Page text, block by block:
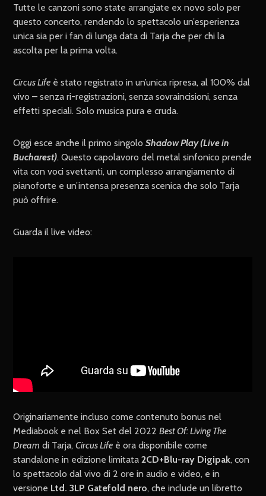
Tutte le canzoni sono state arrangiate ex novo solo per
questo concerto, rendendo lo spettacolo un’esperienza
unica sia per i fan di lunga data di Tarja che per chi la
ascolta per la prima volta.
Circus Life è stato registrato in un’unica ripresa, al 100% dal
vivo – senza ri-registrazioni, senza sovraincisioni, senza
effetti speciali. Solo musica pura e cruda.
Oggi esce anche il primo singoloShadow Play (Live in
Bucharest). Questo capolavoro del metal sinfonico prende
vita con voci svettanti, un complesso arrangiamento di
pianoforte e un’intensa presenza scenica che solo Tarja
può offrire.
Guarda il live video:
Originariamente incluso come contenuto bonus nel
Mediabook e nel Box Set del 2022Best Of: Living The
Dream di Tarja,Circus Life è ora disponibile come
standalone in edizione limitata2CD+Blu-ray Digipak, con
lo spettacolo dal vivo di 2 ore in audio e video, e in
versione Ltd. 3LP Gatefold nero, che include un libretto